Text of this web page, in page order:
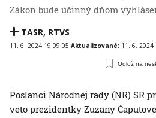
Zákon bude účinný dňom
TASR, RTVS
11. 6. 2024 19:09:05 Aktualizované: 11. 6. 2024
Odlož na
Poslanci Národnej rady (NR) SR
veto prezidentky Zuzany